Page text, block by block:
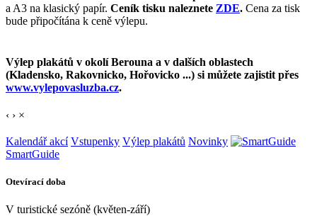
a A3 na klasický papír. Ceník tisku naleznete ZDE. Cena za tisk
bude připočítána k ceně výlepu.
Výlep plakátů v okolí Berouna a v dalších oblastech
(Kladensko, Rakovnicko, Hořovicko ...) si můžete zajistit přes
www.vylepovasluzba.cz.
‹ › ×
Kalendář akcí Vstupenky Výlep plakátů Novinky
SmartGuide
Otevírací doba
V turistické sezóně (květen-září)